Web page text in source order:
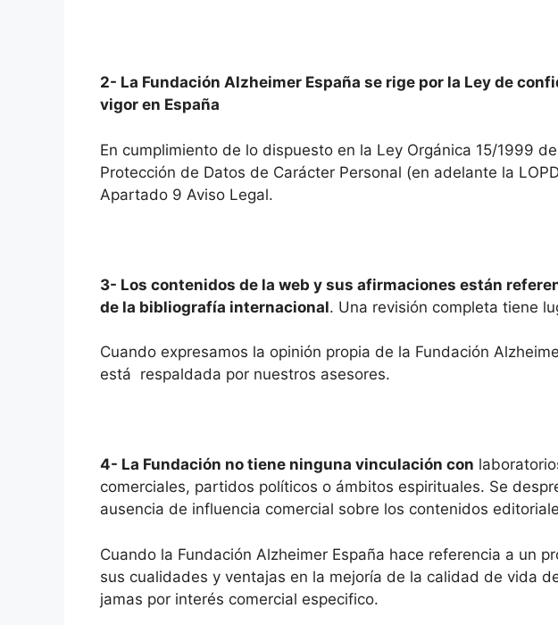
2- La Fundación Alzheimer España se rige por la Ley de
vigor en España
En cumplimiento de lo dispuesto en la Ley Orgánica 15/1999
Protección de Datos de Carácter Personal (en adelante la
Apartado 9 Aviso Legal.
3- Los contenidos de la web y sus afirmaciones están
de la bibliografía internacional. Una revisión completa tiene
Cuando expresamos la opinión propia de la Fundación
está respaldada por nuestros asesores.
4- La Fundación no tiene ninguna vinculación con
comerciales, partidos políticos o ámbitos espirituales. Se
ausencia de influencia comercial sobre los contenidos
Cuando la Fundación Alzheimer España hace referencia a un
sus cualidades y ventajas en la mejoría de la calidad de vida
jamas por interés comercial especifico.